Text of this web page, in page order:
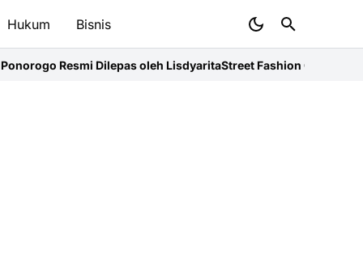
Hukum Bisnis
oleh LisdyaritaStreet Fashion Carnival 2026: Karya Unik